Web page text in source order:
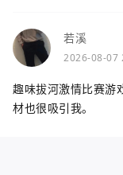
若溪
2026-08-07
趣味拔河激情比赛游
材也很吸引我。